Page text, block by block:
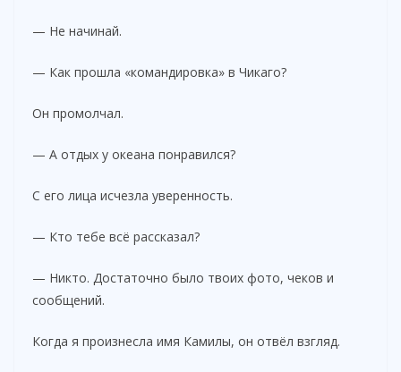
— Не начинай.
— Как прошла «командировка» в Чикаго?
Он промолчал.
— А отдых у океана понравился?
С его лица исчезла уверенность.
— Кто тебе всё рассказал?
— Никто. Достаточно было твоих фото, чеков и
сообщений.
Когда я произнесла имя Камилы, он отвёл взгляд.